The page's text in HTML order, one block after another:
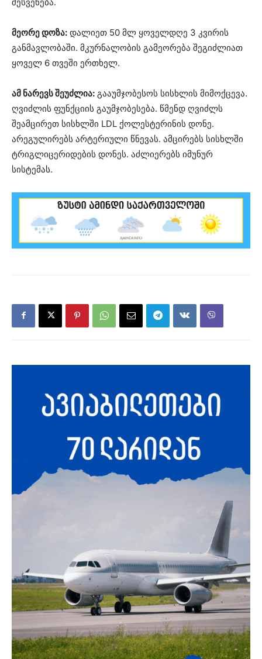
მეორე დოზა: დალიეთ 50 მლ ყოველდღე 3 კვირის
განმავლობაში. მკურნალობის გამეორება შეგიძლიათ
ყოველ 6 თვეში ერთხელ.
ამ ნარევს შეუძლია: გააუმჯობესოს სისხლის მიმოქცევა.
ღვიძლის ფუნქციის გაუმჯობესება. წმენდ ღვიძლს
შეამცირეთ სისხლში LDL ქოლესტერინის დონე.
არეგულირებს არტერიული წნევას. ამცირებს სისხლში
ტრიგლიცერიდების დონეს. აძლიერებს იმუნურ
სისტემას.